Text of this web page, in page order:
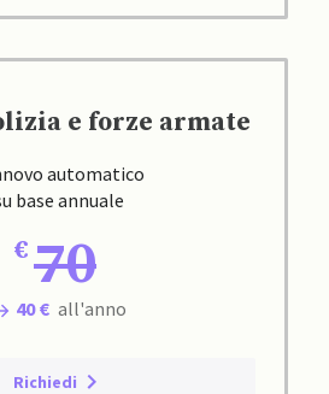
e forze armate
automatico
base annuale
70
40 € all'anno
Richiedi